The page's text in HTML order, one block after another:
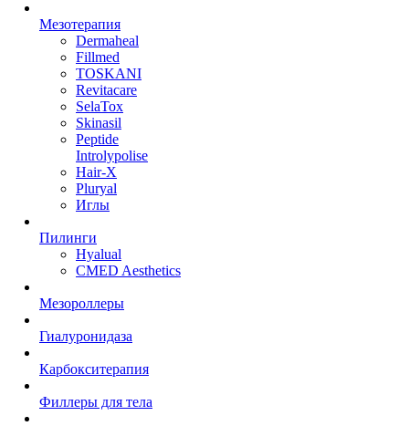
Мезотерапия
Dermaheal
Fillmed
TOSKANI
Revitacare
SelaTox
Skinasil
Peptide
Introlypolise
Hair-X
Pluryal
Иглы
Пилинги
Hyalual
CMED Aesthetics
Мезороллеры
Гиалуронидаза
Карбокситерапия
Филлеры для тела